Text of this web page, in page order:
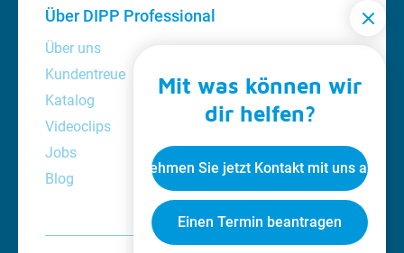
Über DIPP Professional
Über uns
Kundentreue
Katalog
Videoclips
Jobs
Blog
Mit was können wir
dir helfen?
Nehmen Sie jetzt Kontakt mit uns auf
Einen Termin beantragen